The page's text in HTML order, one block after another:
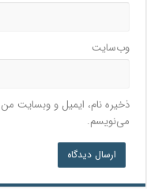
وب‌سایت
ذخیره نام، ایمیل و وبسایت من
می‌نویسم.